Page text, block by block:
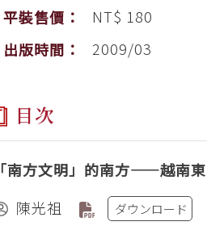
平裝售價：
NT$ 180
出版時間：
2009/03
目次
「南方文明」的南方——越南
陳光祖
ダウンロード